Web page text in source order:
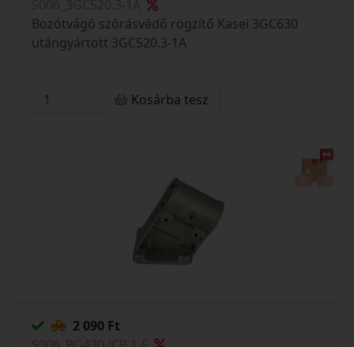
Bozótvágó szórásvédő rögzítő Kasei 3GC630
utángyártott 3GC520.3-1A
Kosárba tesz
2 090 Ft